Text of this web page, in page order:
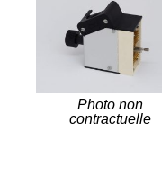
Photo non
contractuelle